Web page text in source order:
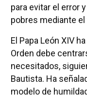
para evitar el error
pobres mediante
El Papa León XIV
Orden debe
necesitados,
Bautista. Ha
modelo de